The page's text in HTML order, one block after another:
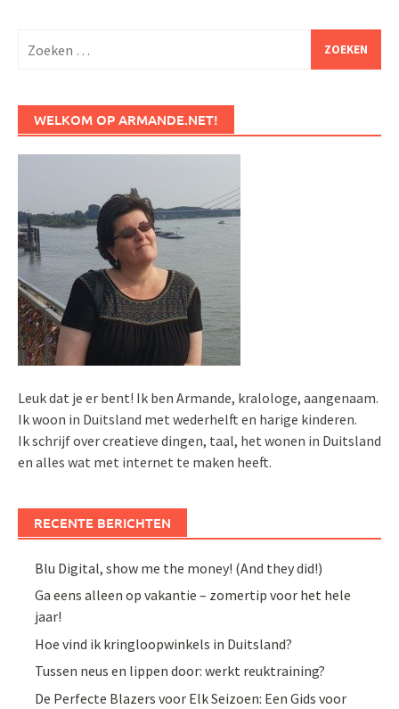
naar:
WELKOM OP ARMANDE.NET!
Leuk dat je er bent! Ik ben Armande, kralologe, aangenaam.
Ik woon in Duitsland met wederhelft en harige kinderen.
Ik schrijf over creatieve dingen, taal, het wonen in Duitsland
en alles wat met internet te maken heeft.
RECENTE BERICHTEN
Blu Digital, show me the money! (And they did!)
Ga eens alleen op vakantie – zomertip voor het hele
jaar!
Hoe vind ik kringloopwinkels in Duitsland?
Tussen neus en lippen door: werkt reuktraining?
De Perfecte Blazers voor Elk Seizoen: Een Gids voor